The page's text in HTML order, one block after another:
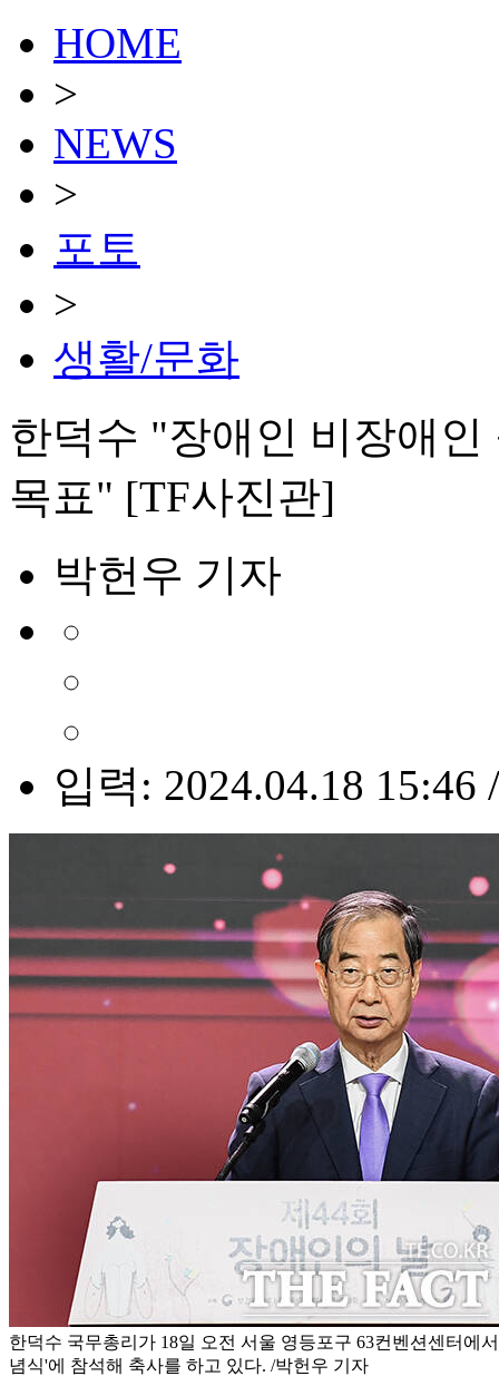
HOME
>
NEWS
>
포토
>
생활/문화
한덕수 "장애인 비장애
목표" [TF사진관]
박헌우 기자
입력: 2024.04.18 15:46
한덕수 국무총리가 18일 오전 서울 영등포구 63컨벤션센터에
념식'에 참석해 축사를 하고 있다. /박헌우 기자